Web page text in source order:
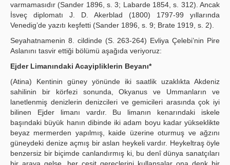
varmamasıdır (Sander 1896, s. 3; Labarde 1854, s. 312). Ancak
İsveç diplomatı J. D. Akerblad (1800) 1797-99 yıllarında
Venedig’de yazıtı keşfetti (Sander 1896, s. 9; Brate 1919, s. 2).
Seyahatnamenin 8. cildinde (S. 263-264) Evliya Çelebi’nin Pire
Aslanını tasvir ettiği bölümü aşağıda veriyoruz:
Ejder Limanındaki Acayipliklerin Beyanı*
(Atina) Kentinin güney yönünde iki saatlik uzaklıkta Akdeniz
sahilinin bir körfezi sonunda, Okyanus ve Ummanların ve
lanetlenmiş denizlerin denizcileri ve gemicileri arasında çok iyi
bilinen Ejder limanı vardır. Bu limanın kenarındaki iskele
başındaki büyük hanın dibinde iki adam boyu kadar yükseklikte
beyaz mermerden yapılmış, kaide üzerine oturmuş ve ağzını
güneydeki denize açmış bir aslan heykeli vardır. Heykeltraş öyle
benzersiz bir biçimde canlandırmış ki, bu denî dünya sanatçıları